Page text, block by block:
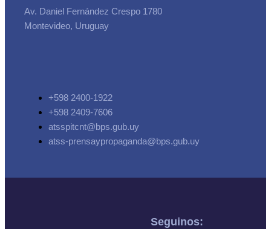
Av. Daniel Fernández Crespo 1780
Montevideo, Uruguay
+598 2400-1922
+598 2409-7606
atsspitcnt@bps.gub.uy
atss-prensaypropaganda@bps.gub.uy
Seguinos: